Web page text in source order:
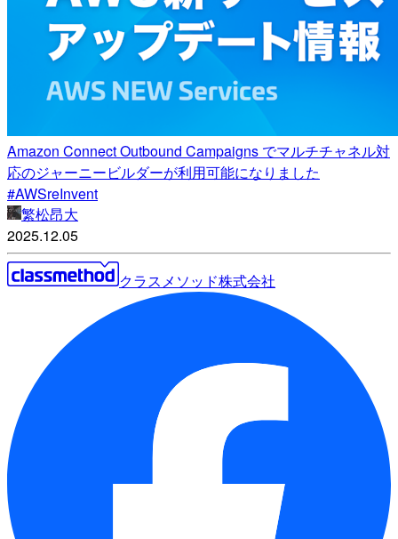
Amazon Connect Outbound Campaigns でマルチチャネル対
応のジャーニービルダーが利用可能になりました
#AWSreInvent
繁松昂大
2025.12.05
クラスメソッド株式会社